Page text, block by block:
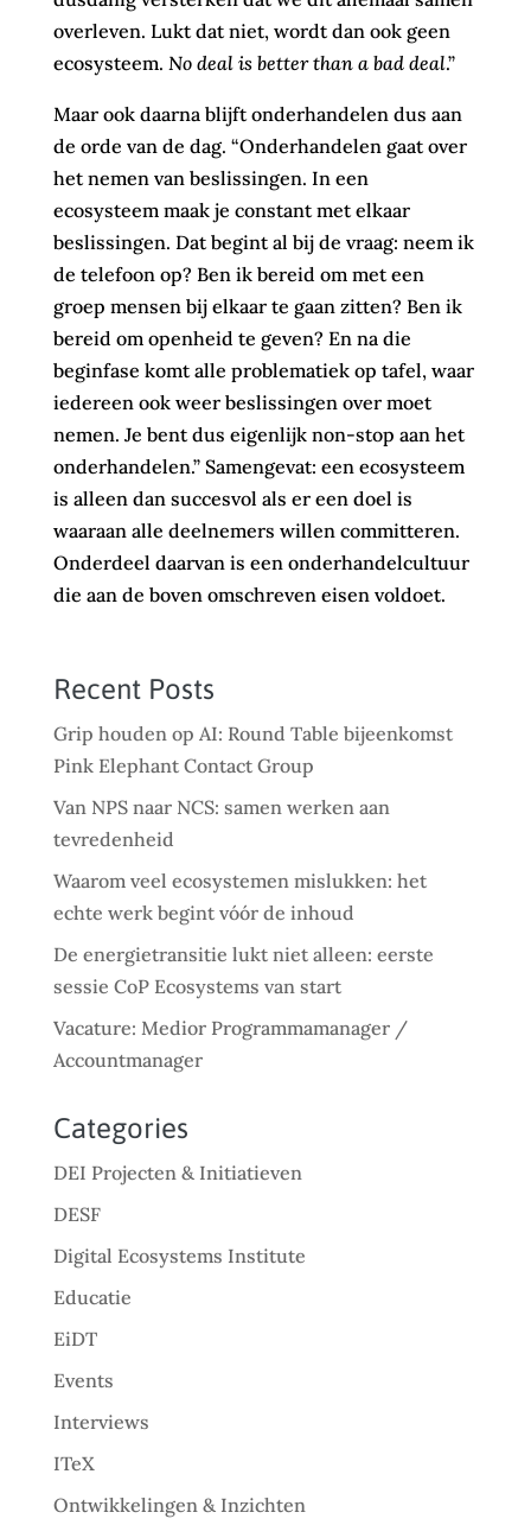
overleven. Lukt dat niet, wordt dan ook geen
ecosysteem. No deal is better than a bad deal.”
Maar ook daarna blijft onderhandelen dus aan
de orde van de dag. “Onderhandelen gaat over
het nemen van beslissingen. In een
ecosysteem maak je constant met elkaar
beslissingen. Dat begint al bij de vraag: neem ik
de telefoon op? Ben ik bereid om met een
groep mensen bij elkaar te gaan zitten? Ben ik
bereid om openheid te geven? En na die
beginfase komt alle problematiek op tafel, waar
iedereen ook weer beslissingen over moet
nemen. Je bent dus eigenlijk non-stop aan het
onderhandelen.” Samengevat: een ecosysteem
is alleen dan succesvol als er een doel is
waaraan alle deelnemers willen committeren.
Onderdeel daarvan is een onderhandelcultuur
die aan de boven omschreven eisen voldoet.
Recent Posts
Grip houden op AI: Round Table bijeenkomst
Pink Elephant Contact Group
Van NPS naar NCS: samen werken aan
tevredenheid
Waarom veel ecosystemen mislukken: het
echte werk begint vóór de inhoud
De energietransitie lukt niet alleen: eerste
sessie CoP Ecosystems van start
Vacature: Medior Programmamanager /
Accountmanager
Categories
DEI Projecten & Initiatieven
DESF
Digital Ecosystems Institute
Educatie
EiDT
Events
Interviews
ITeX
Ontwikkelingen & Inzichten